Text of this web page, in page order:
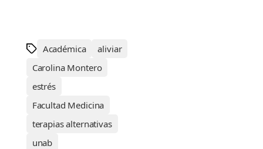
Académica
aliviar
Carolina Montero
estrés
Facultad Medicina
terapias alternativas
unab